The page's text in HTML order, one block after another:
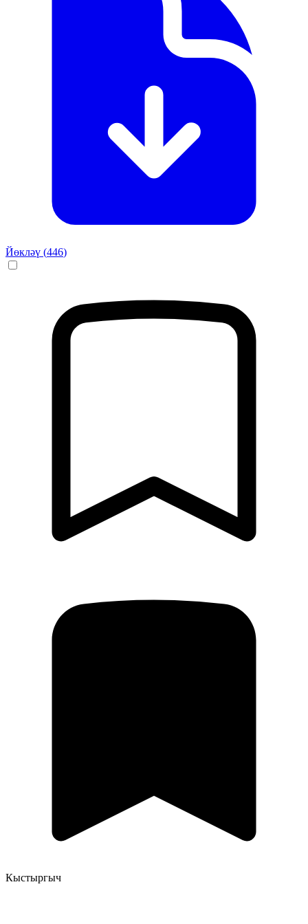
Йөкләү (446)
Кыстыргыч